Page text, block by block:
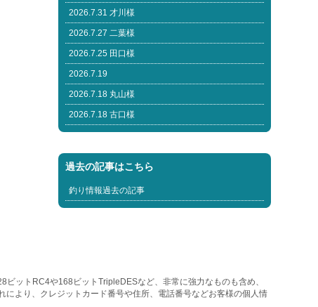
2026.7.31 才川様
2026.7.27 二葉様
2026.7.25 田口様
2026.7.19
2026.7.18 丸山様
2026.7.18 古口様
過去の記事はこちら
釣り情報過去の記事
ットRC4や168ビットTripleDESなど、非常に強力なものも含め、
より、クレジットカード番号や住所、電話番号などお客様の個人情